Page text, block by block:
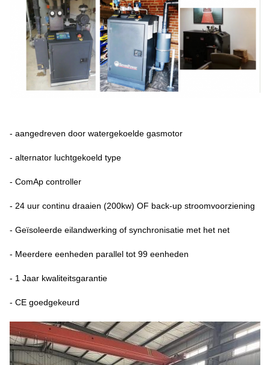
- aangedreven door watergekoelde gasmotor
- alternator luchtgekoeld type
- ComAp controller
- 24 uur continu draaien (200kw) OF back-up stroomvoorziening
- Geïsoleerde eilandwerking of synchronisatie met het net
- Meerdere eenheden parallel tot 99 eenheden
- 1 Jaar kwaliteitsgarantie
- CE goedgekeurd